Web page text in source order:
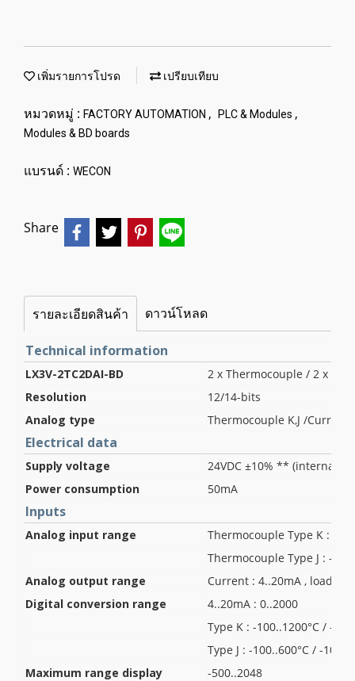
เพิ่มรายการโปรด เปรียบเทียบ
หมวดหมู่ : FACTORY AUTOMATION , PLC & Modules ,
Modules & BD boards
แบรนด์ : WECON
Share
รายละเอียดสินค้า ดาวน์โหลด
Technical information
LX3V-2TC2DAI-BD
2 x Thermocouple / 2 x
Resolution
12/14-bits
Analog type
Thermocouple K,J /Current
Electrical data
Supply voltage
24VDC ±10% ** (internal
Power consumption
50mA
Inputs
Analog input range
Thermocouple Type K : -
Thermocouple Type J : -
Analog output range
Current : 4..20mA , load
Digital conversion range
4..20mA : 0..2000
Type K : -100..1200°C / -
Type J : -100..600°C / -
Maximum range display
-500..2048